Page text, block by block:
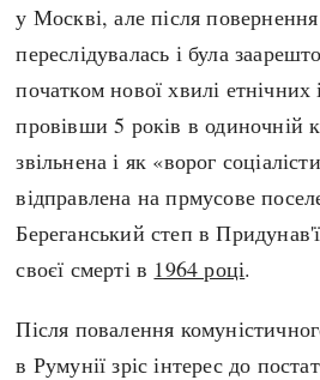
у Москві, але після
переслідувалась і була
початком нової хвилі
провівши 5 років в одиночній
звільнена і як «ворог
відправлена на прмусове
Береганський степ в
своєї смерті в 1964 році.
Після повалення
в Румунії зріс інтерес до